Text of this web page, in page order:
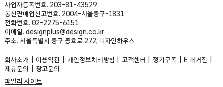
사업자등록번호. 203-81-43529
통신판매업신고번호. 2004-서울중구-1831
전화번호. 02-2275-6151
이메일. designplus@design.co.kr
주소. 서울특별시 중구 동호로 272, 디자인하우스
회사소개 이용약관 개인정보처리방침 고객센터 정기구독
E 매거진
제휴문의
광고문의
패밀리 사이트